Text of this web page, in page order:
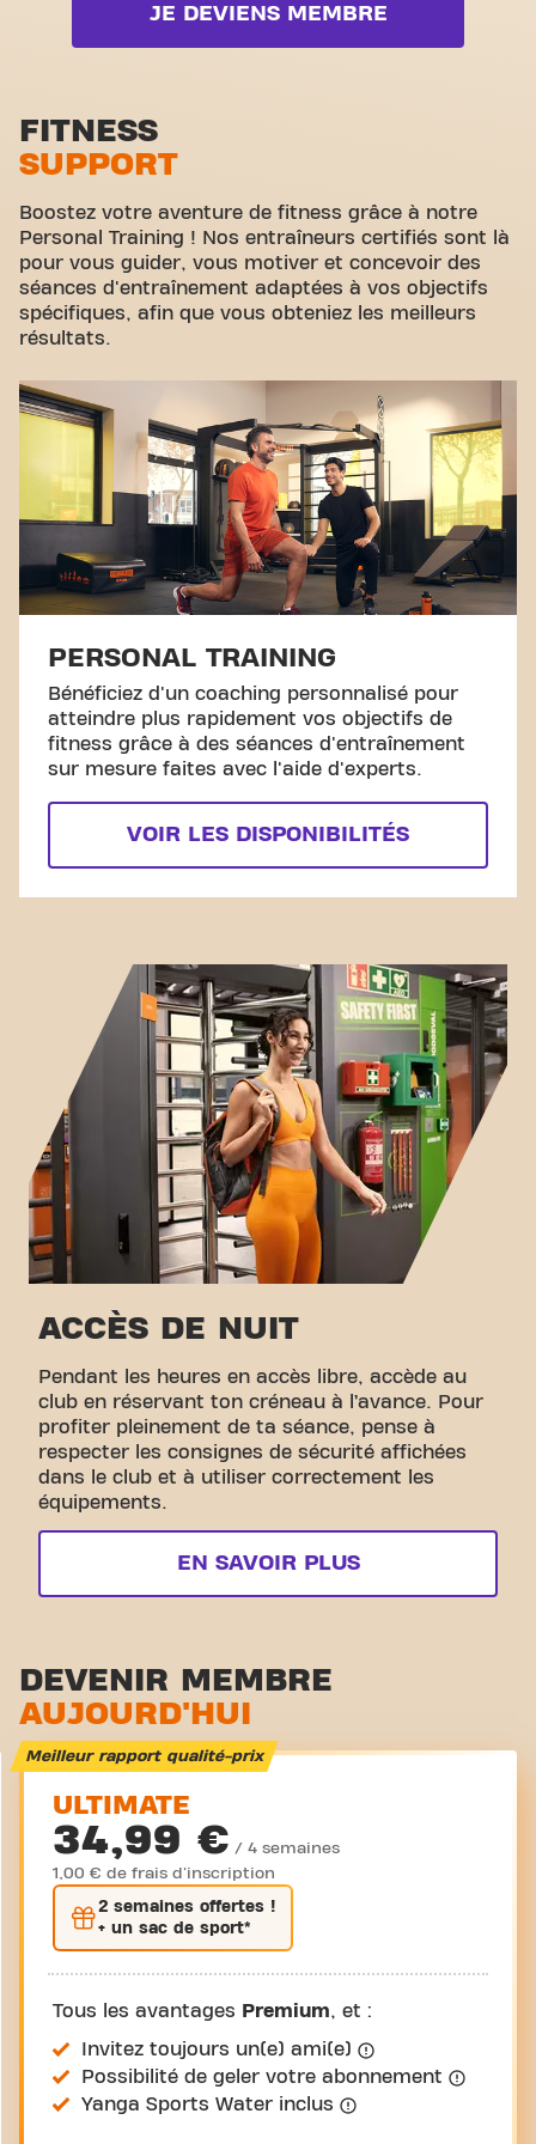
des Charbonnières est plus qu'une simple salle de
sport - c'est l'endroit où le fitness et la
Zone d'étirement
Cyclisme virtuel
Visite guidée
JE DEVIENS MEMBRE
FITNESS
SUPPORT
Boostez votre aventure de fitness grâce à notre
Personal Training ! Nos entraîneurs certifiés sont là
pour vous guider, vous motiver et concevoir des
séances d'entraînement adaptées à vos objectifs
spécifiques, afin que vous obteniez les meilleurs
résultats.
PERSONAL TRAINING
Bénéficiez d'un coaching personnalisé pour
atteindre plus rapidement vos objectifs de
fitness grâce à des séances d'entraînement
sur mesure faites avec l'aide d'experts.
VOIR LES DISPONIBILITÉS
ACCÈS DE NUIT
Pendant les heures en accès libre, accède au
club en réservant ton créneau à l’avance. Pour
profiter pleinement de ta séance, pense à
respecter les consignes de sécurité affichées
dans le club et à utiliser correctement les
équipements.
EN SAVOIR PLUS
DEVENIR MEMBRE
AUJOURD'HUI
Meilleur rapport qualité-prix
ULTIMATE
34,99 € / 4 semaines
1,00 € de frais d'inscription
2 semaines offertes !
+ un sac de sport*
Tous les avantages Premium, et :
Invitez toujours un(e) ami(e)
Possibilité de geler votre abonnement
Yanga Sports Water inclus